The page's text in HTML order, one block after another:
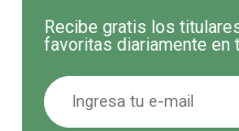
Recibe gratis los
favoritas diariamente en